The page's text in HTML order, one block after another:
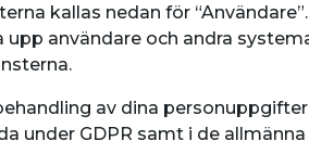
kallas nedan för
användare och andra
av dina
under GDPR samt i de